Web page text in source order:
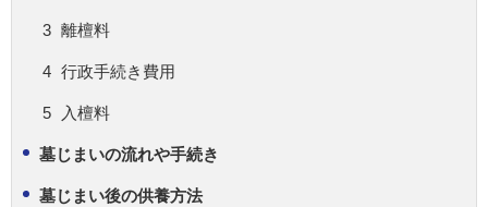
離檀料
行政手続き費用
入檀料
墓じまいの流れや手続き
墓じまい後の供養方法